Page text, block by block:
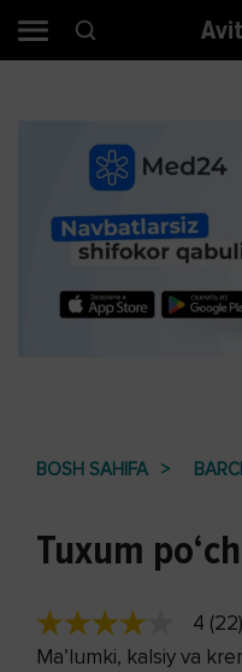
BOSH SAHIFA
Tuxum
4 (22)
Ma’lumki, kalsiy va